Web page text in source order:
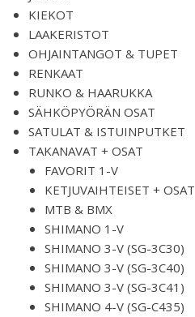
KIEKOT
LAAKERISTOT
OHJAINTANGOT & TUPET
RENKAAT
RUNKO & HAARUKKA
SÄHKÖPYÖRÄN OSAT
SATULAT & ISTUINPUTKET
TAKANAVAT + OSAT
FAVORIT 1-V
KETJUVAIHTEISET + OSAT
MTB & BMX
SHIMANO 1-V
SHIMANO 3-V (SG-3C30)
SHIMANO 3-V (SG-3C40)
SHIMANO 3-V (SG-3C41)
SHIMANO 4-V (SG-C435)